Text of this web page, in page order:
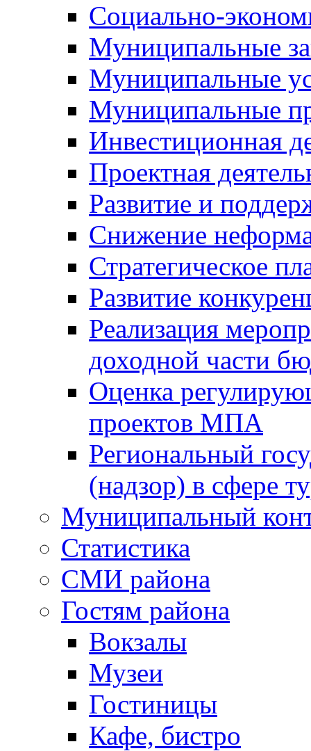
Социально-
Муниципальные
Муниципальные
Муниципальные
Инвестиционная
Проектная
Развитие и
Снижение
Стратегическое
Развитие
Реализация
доходной части
Оценка
проектов МПА
Региональный
(надзор) в сфере
Муниципальный
Статистика
СМИ района
Гостям района
Вокзалы
Музеи
Гостиницы
Кафе, бистро